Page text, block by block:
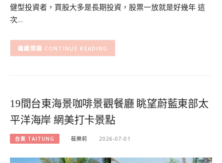
健型投資者，買股大多是長期投資，股票一放就是好幾年 這
次…
CONTINUE READING
19間台東海景咖啡景觀餐廳 眺望蔚藍東部太
平洋海岸 網美打卡景點
台東 TAITUNG 薇樂莉 2026-07-01